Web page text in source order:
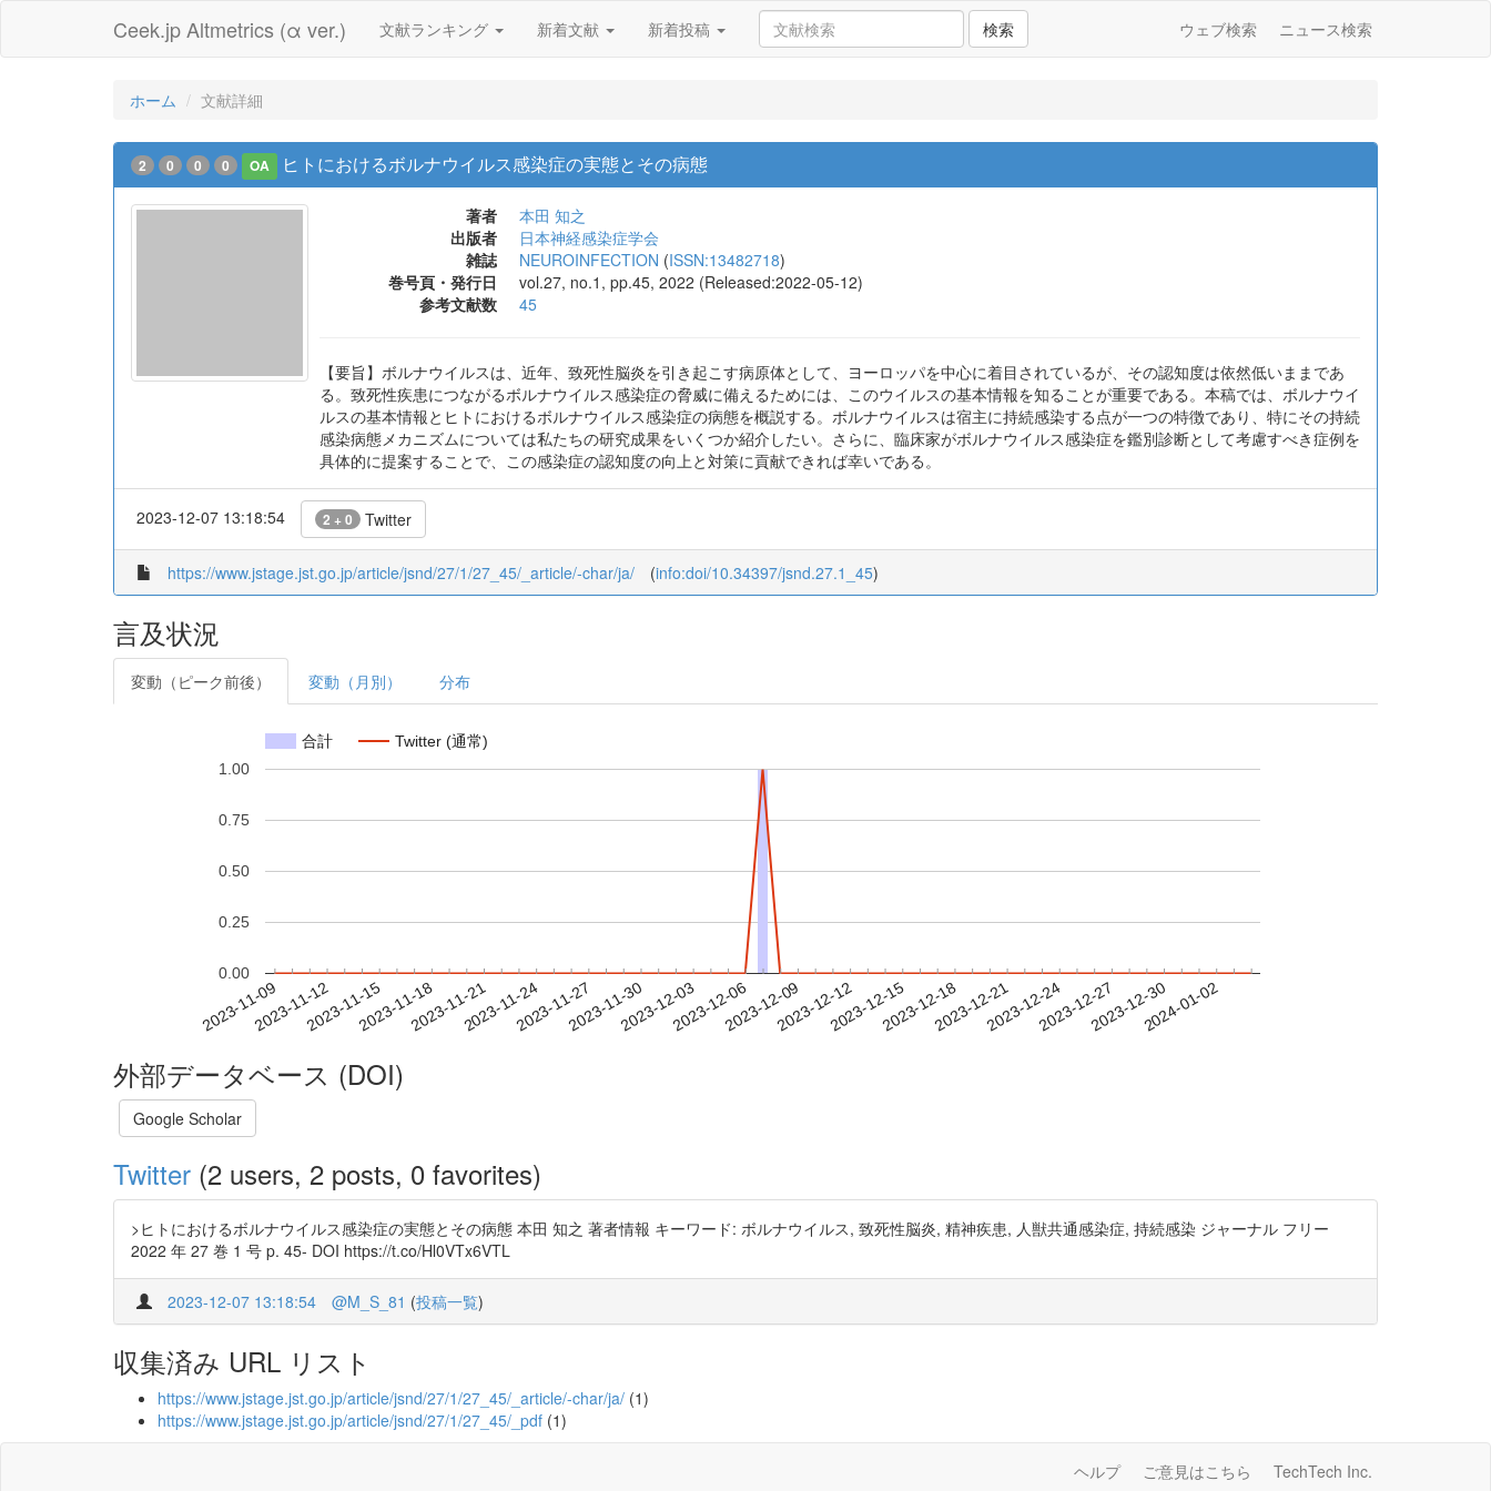
Ceek.jp Altmetrics (α ver.) 文献ランキング 新着文献 新着投稿 検索 ウェブ検索 ニュース検索
ホーム 文献詳細
2 0 0 0 OA ヒトにおけるボルナウイルス感染症の実態とその病態
著者
本田 知之
出版者
日本神経感染症学会
雑誌
NEUROINFECTION (ISSN:13482718)
巻号頁・発行日
vol.27, no.1, pp.45, 2022 (Released:2022-05-12)
参考文献数
45
【要旨】ボルナウイルスは、近年、致死性脳炎を引き起こす病原体として、ヨーロッパを中心に着目されているが、その認知度は依然低いままであ
る。致死性疾患につながるボルナウイルス感染症の脅威に備えるためには、このウイルスの基本情報を知ることが重要である。本稿では、ボルナウイ
ルスの基本情報とヒトにおけるボルナウイルス感染症の病態を概説する。ボルナウイルスは宿主に持続感染する点が一つの特徴であり、特にその持続
感染病態メカニズムについては私たちの研究成果をいくつか紹介したい。さらに、臨床家がボルナウイルス感染症を鑑別診断として考慮すべき症例を
具体的に提案することで、この感染症の認知度の向上と対策に貢献できれば幸いである。
2023-12-07 13:18:54 2 + 0 Twitter
https://www.jstage.jst.go.jp/article/jsnd/27/1/27_45/_article/-char/ja/ (info:doi/10.34397/jsnd.27.1_45)
言及状況
変動（ピーク前後） 変動（月別） 分布
合計 Twitter (通常)
2023-11-092023-11-122023-11-152023-11-182023-11-212023-11-242023-11-272023-11-302023-12-032023-12-062023-12-092023-12-122023-12-152023-12-182023-12-212023-12-242023-12-272023-12-302024-01-02
0.00
0.25
0.50
0.75
1.00
外部データベース (DOI)
Google Scholar
Twitter (2 users, 2 posts, 0 favorites)
>ヒトにおけるボルナウイルス感染症の実態とその病態 本田 知之 著者情報 キーワード: ボルナウイルス, 致死性脳炎, 精神疾患, 人獣共通感染症, 持続感染 ジャーナル フリー
2022 年 27 巻 1 号 p. 45- DOI https://t.co/Hl0VTx6VTL
2023-12-07 13:18:54 @M_S_81 (投稿一覧)
収集済み URL リスト
https://www.jstage.jst.go.jp/article/jsnd/27/1/27_45/_article/-char/ja/ (1)
https://www.jstage.jst.go.jp/article/jsnd/27/1/27_45/_pdf (1)
ヘルプ ご意見はこちら TechTech Inc.